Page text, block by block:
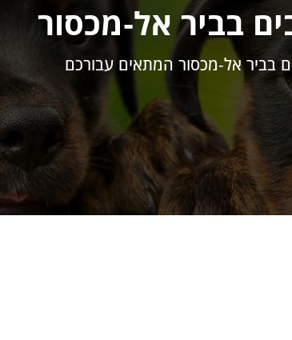
בביר אל-מכסור
בביר אל-מכסור המתאים עבורכם